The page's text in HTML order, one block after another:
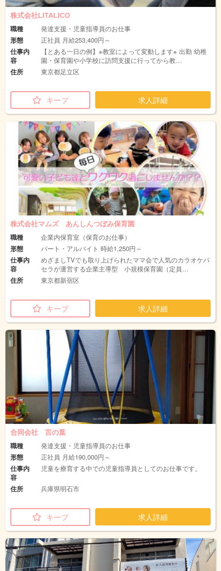
株式会社LITALICO
職種
発達支援・児童指導員のお仕事
形態
正社員 月給253,400円～
仕事内
容
【とある一日の例】※教室によって変動します※ 出勤 幼稚
園・保育園や小学校に訪問支援に行ってから教…
住所
東京都足立区
キープ 求人詳細
株式会社マムズ あんしんつぼみ保育園
職種
企業内保育室（保育のお仕事）
形態
パート・アルバイト 時給1,250円～
仕事内
容
めざましTVでも取り上げられたママ会で人気のカラオケパ
セラが運営する企業主導型 小規模保育園（定員…
住所
東京都新宿区
キープ 求人詳細
合同会社 言の葉
職種
発達支援・児童指導員のお仕事
形態
正社員 月給190,000円～
仕事内
容
児童を療育する中での児童指導員としてのお仕事です。
住所 兵庫県明石市
キープ 求人詳細